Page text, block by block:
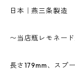
日本｜燕三条製造
〜当店瓶レモネー
長さ179mm、スプ